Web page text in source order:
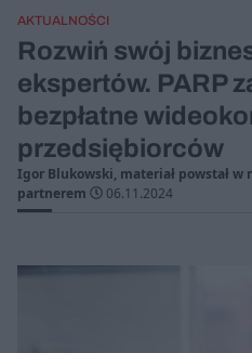
AKTUALNOŚCI
Rozwiń swój
ekspertów. PARP
bezpłatne
przedsiębiorców
Igor Blukowski, materiał powstał w
partnerem
06.11.2024